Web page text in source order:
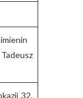
32.